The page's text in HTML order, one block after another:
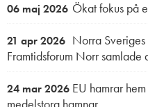
06 maj 2026 Ökat fokus på
21 apr 2026 Norra Sveriges
Framtidsforum Norr samlade
24 mar 2026 EU hamrar
medelstora hamnar